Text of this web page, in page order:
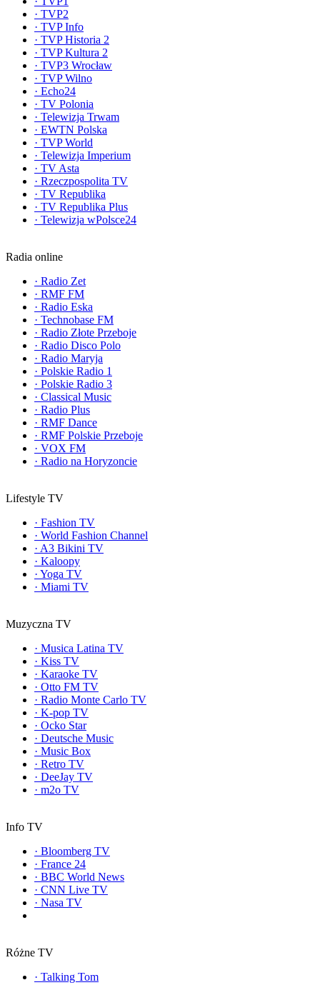
· TVP2
· TVP Info
· TVP Historia 2
· TVP Kultura 2
· TVP3 Wrocław
· TVP Wilno
· Echo24
· TV Polonia
· Telewizja Trwam
· EWTN Polska
· TVP World
· Telewizja Imperium
· TV Asta
· Rzeczpospolita TV
· TV Republika
· TV Republika Plus
· Telewizja wPolsce24
Radia online
· Radio Zet
· RMF FM
· Radio Eska
· Technobase FM
· Radio Złote Przeboje
· Radio Disco Polo
· Radio Maryja
· Polskie Radio 1
· Polskie Radio 3
· Classical Music
· Radio Plus
· RMF Dance
· RMF Polskie Przeboje
· VOX FM
· Radio na Horyzoncie
Lifestyle TV
· Fashion TV
· World Fashion Channel
· A3 Bikini TV
· Kaloopy
· Yoga TV
· Miami TV
Muzyczna TV
· Musica Latina TV
· Kiss TV
· Karaoke TV
· Otto FM TV
· Radio Monte Carlo TV
· K-pop TV
· Ocko Star
· Deutsche Music
· Music Box
· Retro TV
· DeeJay TV
· m2o TV
Info TV
· Bloomberg TV
· France 24
· BBC World News
· CNN Live TV
· Nasa TV
Różne TV
· Talking Tom